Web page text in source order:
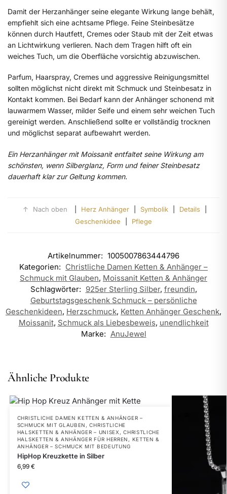
Damit der Herzanhänger seine elegante Wirkung lange behält,
empfiehlt sich eine achtsame Pflege. Feine Steinbesätze
können durch Hautfett, Cremes oder Staub mit der Zeit etwas
an Lichtwirkung verlieren. Nach dem Tragen hilft oft ein
weiches Tuch, um die Oberfläche vorsichtig abzuwischen.
Parfum, Haarspray, Cremes und aggressive Reinigungsmittel
sollten möglichst nicht direkt mit Schmuck und Steinbesatz in
Kontakt kommen. Bei Bedarf kann der Anhänger schonend mit
lauwarmem Wasser, milder Seife und einem sehr weichen Tuch
gereinigt werden. Anschließend sollte er vollständig trocknen
und möglichst separat aufbewahrt werden.
Ein Herzanhänger mit Moissanit entfaltet seine Wirkung am
schönsten, wenn Silberglanz, Form und feiner Steinbesatz
dauerhaft klar zur Geltung kommen.
↑ Nach oben Herz Anhänger Symbolik Details
Geschenkidee
Pflege
Artikelnummer: 1005007863444796
Kategorien: Christliche Damen Ketten & Anhänger –
Schmuck mit Glauben, Moissanit Ketten & Anhänger
Schlagwörter: 925er Sterling Silber, freundin,
Geburtstagsgeschenk Schmuck – persönliche
Geschenkideen, Herzschmuck, Ketten Anhänger Geschenk,
Moissanit, Schmuck als Liebesbeweis, unendlichkeit
Marke: AnuJewel
Ähnliche Produkte
CHRISTLICHE DAMEN KETTEN & ANHÄNGER –
SCHMUCK MIT GLAUBEN ,CHRISTLICHE
HALSKETTEN & ANHÄNGER – UNISEX ,CHRISTLICHE
HALSKETTEN & ANHÄNGER FÜR HERREN , KETTEN &
ANHÄNGER – SCHMUCK MIT BEDEUTUNG
HipHop Kreuzkette in Silber
6,99 €